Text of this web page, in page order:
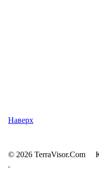
Наверх
© 2026 TerraVisor.Com